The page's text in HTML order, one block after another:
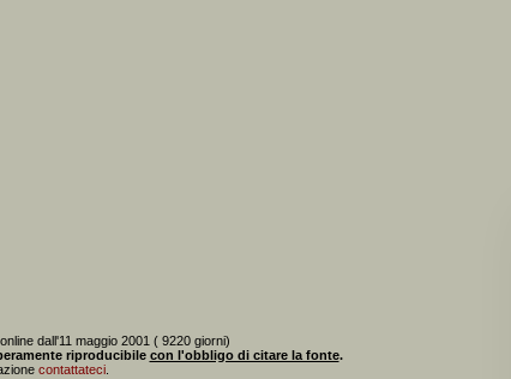
dall'11 maggio 2001 ( 9220 giorni)
riproducibile con l'obbligo di citare la fonte.
contattateci.